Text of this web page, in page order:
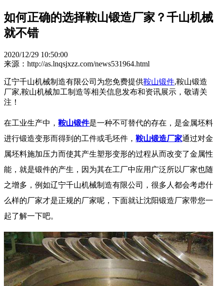
如何正确的选择鞍山锻造厂家？千山机械
就不错
2020/12/29 10:50:00
来源：http://as.lnqsjxzz.com/news531964.html
辽宁千山机械制造有限公司为您免费提供鞍山锻件,鞍山锻造
厂家,鞍山机械加工制造等相关信息发布和资讯展示，敬请关
注！
在工业生产中， 鞍山锻件是一种不可替代的存在，是金属坯料
进行锻造变形而得到的工件或毛坯件， 鞍山锻造厂家通过对金
属坯料施加压力而使其产生塑形变形的过程从而改变了金属性
能，就是锻件的产生，因为其在工厂中应用广泛所以厂家也随
之增多，例如辽宁千山机械制造有限公司，很多人都会考虑什
么样的厂家才是正规的厂家呢，下面就让沈阳锻造厂家带您一
起了解一下吧。